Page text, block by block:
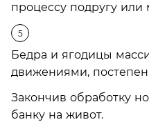
процессу подругу или
Бедра и ягодицы
движениями,
Закончив обработку
банку на живот.